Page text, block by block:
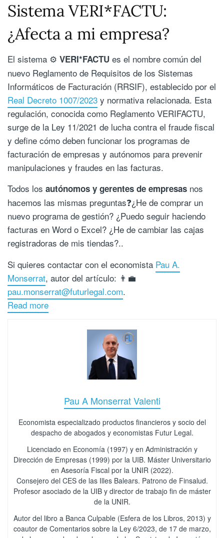
Sistema VERI*FACTU:
¿Afecta a mi empresa?
El sistema ⚙️ VERI*FACTU es el nombre común del
nuevo Reglamento de Requisitos de los Sistemas
Informáticos de Facturación (RRSIF), establecido por el
Real Decreto 1007/2023 y normativa relacionada. Esta
regulación, conocida como Reglamento VERIFACTU,
surge de la Ley 11/2021 de lucha contra el fraude fiscal
y define cómo deben funcionar los programas de
facturación de empresas y autónomos para prevenir
manipulaciones y fraudes en las facturas.
Todos los autónomos y gerentes de empresas nos
hacemos las mismas preguntas❓¿He de comprar un
nuevo programa de gestión? ¿Puedo seguir haciendo
facturas en Word o Excel? ¿He de cambiar las cajas
registradoras de mis tiendas?..
Si quieres contactar con el economista Pau A.
Monserrat, autor del artículo: 👨‍💼
pau.monserrat@futurlegal.com.
Read more
Pau A Monserrat Valenti
Economista especializado productos financieros y socio del
despacho de abogados y economistas Futur Legal.
Licenciado en Economía (1997) y en Administración y
Dirección de Empresas (1999) por la UIB. Máster Universitario
en Asesoría Fiscal por la UNIR (2022).
Consejero del CES de las Illes Balears. Patrono de Finsalud.
Profesor asociado de la UIB y director de trabajo fin de máster
de la UNIR.
Autor del libro a Banca Culpable (Esfera de los Libros, 2013) y
coautor de Comentarios sobre la Ley 6/2023, de 17 de marzo,